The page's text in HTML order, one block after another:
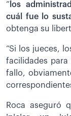
“ los
cuál fue lo
obtenga su
“Si los jueces,
facilidades para
fallo,
Roca aseguró